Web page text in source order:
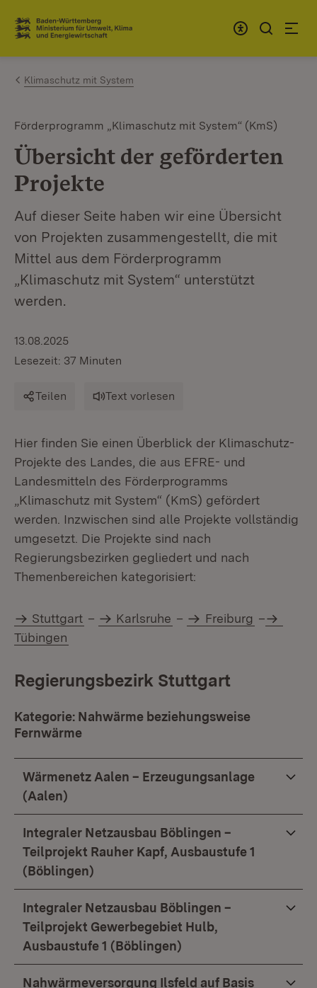
Zum Inhalt springen
Link zur Startseite
Klimaschutz mit System
Förderprogramm „Klimaschutz mit System“ (KmS)
Übersicht der geförderten
Projekte
Auf dieser Seite haben wir eine Übersicht
von Projekten zusammengestellt, die mit
Mittel aus dem Förderprogramm
„Klimaschutz mit System“ unterstützt
werden.
13.08.2025
Lesezeit: 37 Minuten
Teilen Text vorlesen
Hier finden Sie einen Überblick der Klimaschutz-
Projekte des Landes, die aus EFRE- und
Landesmitteln des Förderprogramms
„Klimaschutz mit System“ (KmS) gefördert
werden. Inzwischen sind alle Projekte vollständig
umgesetzt. Die Projekte sind nach
Regierungsbezirken gegliedert und nach
Themenbereichen kategorisiert:
Stuttgart – Karlsruhe – Freiburg –
Tübingen
Regierungsbezirk Stuttgart
Kategorie: Nahwärme beziehungsweise
Fernwärme
Wärmenetz Aalen – Erzeugungsanlage
(Aalen)
Integraler Netzausbau Böblingen –
Teilprojekt Rauher Kapf, Ausbaustufe 1
(Böblingen)
Integraler Netzausbau Böblingen –
Teilprojekt Gewerbegebiet Hulb,
Ausbaustufe 1 (Böblingen)
Nahwärmeversorgung Ilsfeld auf Basis